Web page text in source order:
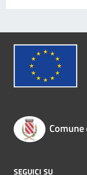
SEGUICI SU